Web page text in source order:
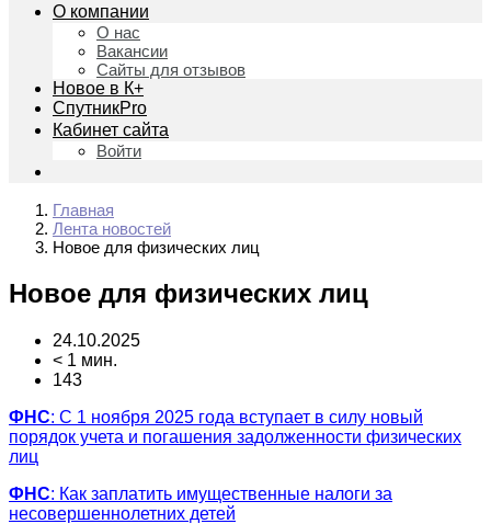
О компании
О нас
Вакансии
Сайты для отзывов
Новое в К+
СпутникPro
Кабинет сайта
Войти
Главная
Лента новостей
Новое для физических лиц
Новое для физических лиц
24.10.2025
< 1 мин.
143
ФНС: С 1 ноября 2025 года вступает в силу новый
порядок учета и погашения задолженности физических
лиц
ФНС: Как заплатить имущественные налоги за
несовершеннолетних детей